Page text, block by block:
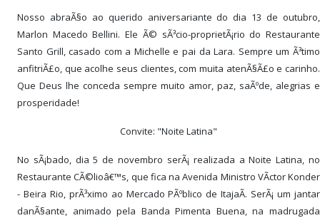
Nosso abraÃ§o ao querido aniversariante do dia 13 de outubro,
Marlon Macedo Bellini. Ele Ã© sÃ³cio-proprietÃ¡rio do Restaurante
Santo Grill, casado com a Michelle e pai da Lara. Sempre um Ã³timo
anfitriÃ£o, que acolhe seus clientes, com muita atenÃ§Ã£o e carinho.
Que Deus lhe conceda sempre muito amor, paz, saÃºde, alegrias e
prosperidade!
Convite: "Noite Latina"
No sÃ¡bado, dia 5 de novembro serÃ¡ realizada a Noite Latina, no
Restaurante CÃ©lioâ€™s, que fica na Avenida Ministro VÃ­ctor Konder
- Beira Rio, prÃ³ximo ao Mercado PÃºblico de ItajaÃ­. SerÃ¡ um jantar
danÃ§ante, animado pela Banda Pimenta Buena, na madrugada